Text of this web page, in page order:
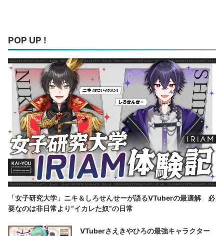
POP UP !
「女子研究大学」ニキ＆しろせんせーが語るVTuberの最適解 必
要なのは非日常より“イカレた奴”の日常
VTuberさえきやひろの最強キャラクター